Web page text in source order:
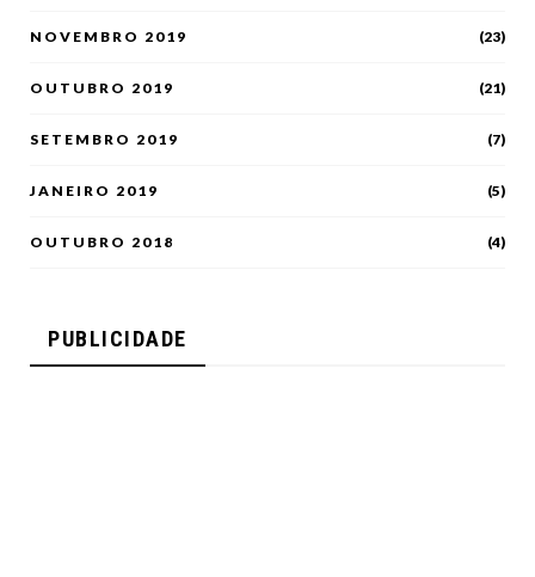
NOVEMBRO 2019 (23)
OUTUBRO 2019 (21)
SETEMBRO 2019 (7)
JANEIRO 2019 (5)
OUTUBRO 2018 (4)
PUBLICIDADE